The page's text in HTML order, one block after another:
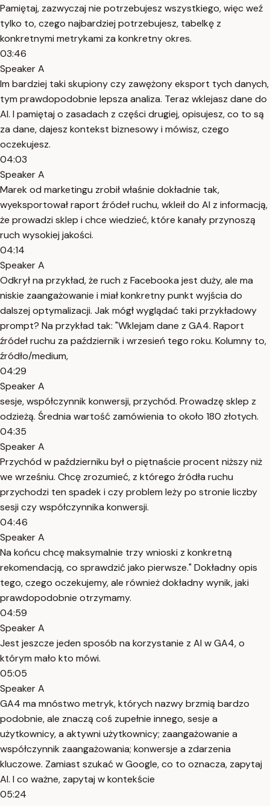
Pamiętaj, zazwyczaj nie potrzebujesz wszystkiego, więc weź
tylko to, czego najbardziej potrzebujesz, tabelkę z
konkretnymi metrykami za konkretny okres.
03:46
Speaker A
Im bardziej taki skupiony czy zawężony eksport tych danych,
tym prawdopodobnie lepsza analiza. Teraz wklejasz dane do
AI. I pamiętaj o zasadach z części drugiej, opisujesz, co to są
za dane, dajesz kontekst biznesowy i mówisz, czego
oczekujesz.
04:03
Speaker A
Marek od marketingu zrobił właśnie dokładnie tak,
wyeksportował raport źródeł ruchu, wkleił do AI z informacją,
że prowadzi sklep i chce wiedzieć, które kanały przynoszą
ruch wysokiej jakości.
04:14
Speaker A
Odkrył na przykład, że ruch z Facebooka jest duży, ale ma
niskie zaangażowanie i miał konkretny punkt wyjścia do
dalszej optymalizacji. Jak mógł wyglądać taki przykładowy
prompt? Na przykład tak: "Wklejam dane z GA4. Raport
źródeł ruchu za październik i wrzesień tego roku. Kolumny to,
źródło/medium,
04:29
Speaker A
sesje, współczynnik konwersji, przychód. Prowadzę sklep z
odzieżą. Średnia wartość zamówienia to około 180 złotych.
04:35
Speaker A
Przychód w październiku był o piętnaście procent niższy niż
we wrześniu. Chcę zrozumieć, z którego źródła ruchu
przychodzi ten spadek i czy problem leży po stronie liczby
sesji czy współczynnika konwersji.
04:46
Speaker A
Na końcu chcę maksymalnie trzy wnioski z konkretną
rekomendacją, co sprawdzić jako pierwsze." Dokładny opis
tego, czego oczekujemy, ale również dokładny wynik, jaki
prawdopodobnie otrzymamy.
04:59
Speaker A
Jest jeszcze jeden sposób na korzystanie z AI w GA4, o
którym mało kto mówi.
05:05
Speaker A
GA4 ma mnóstwo metryk, których nazwy brzmią bardzo
podobnie, ale znaczą coś zupełnie innego, sesje a
użytkownicy, a aktywni użytkownicy; zaangażowanie a
współczynnik zaangażowania; konwersje a zdarzenia
kluczowe. Zamiast szukać w Google, co to oznacza, zapytaj
AI. I co ważne, zapytaj w kontekście
05:24